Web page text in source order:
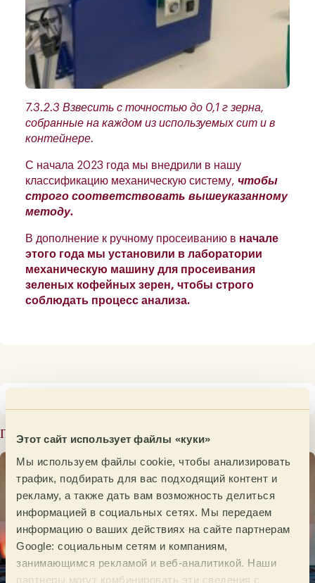
Этот сайт использует файлы «куки»
Мы используем файлы cookie, чтобы анализировать
трафик, подбирать для вас подходящий контент и
рекламу, а также дать вам возможность делиться
информацией в социальных сетях. Мы передаем
информацию о ваших действиях на сайте партнерам
Google: социальным сетям и компаниям,
занимающимся рекламой и веб-аналитикой. Наши
партнеры могут комбинировать эти сведения с
7.3.2.3 Взвесить с точностью до 0,1 г зерна,
собранные на каждом из используемых сит и в
контейнере.
С начала 2023 года мы внедрили в нашу
классификацию механическую систему, чтобы
строго соответствовать вышеуказанному
методу.
В дополнение к ручному просеиванию в начале
этого года мы установили в лаборатории
механическую машину для просеивания
зеленых кофейных зерен, чтобы строго
соблюдать процесс анализа.
Последние сообщения